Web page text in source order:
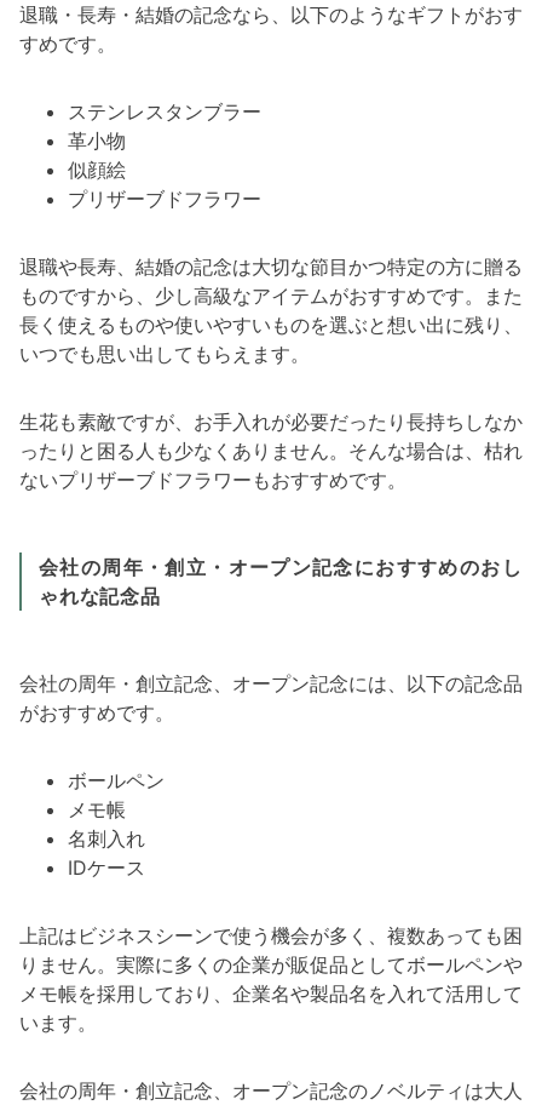
退職・長寿・結婚の記念なら、以下のようなギフトがおす
すめです。
ステンレスタンブラー
革小物
似顔絵
プリザーブドフラワー
退職や長寿、結婚の記念は大切な節目かつ特定の方に贈る
ものですから、少し高級なアイテムがおすすめです。また
長く使えるものや使いやすいものを選ぶと想い出に残り、
いつでも思い出してもらえます。
生花も素敵ですが、お手入れが必要だったり長持ちしなか
ったりと困る人も少なくありません。そんな場合は、枯れ
ないプリザーブドフラワーもおすすめです。
会社の周年・創立・オープン記念におすすめのおし
ゃれな記念品
会社の周年・創立記念、オープン記念には、以下の記念品
がおすすめです。
ボールペン
メモ帳
名刺入れ
IDケース
上記はビジネスシーンで使う機会が多く、複数あっても困
りません。実際に多くの企業が販促品としてボールペンや
メモ帳を採用しており、企業名や製品名を入れて活用して
います。
会社の周年・創立記念、オープン記念のノベルティは大人